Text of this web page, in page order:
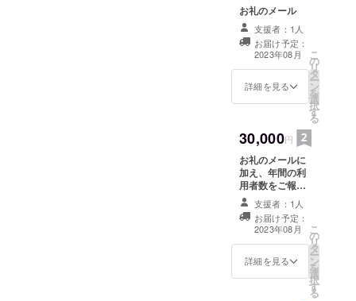
お礼のメール
支援者：1人
お届け予定：
2023年08月
詳細を見る
こ
の
リ
タ
ー
ン
を
選
択
す
る
30,000円
お礼のメールに
加え、年間の利
用者数をご報告
します。 年間の
利用者数は1年経
過後の2024年8
月にメールにて
お送りします。
支援者：1人
お届け予定：
2023年08月
詳細を見る
こ
の
リ
タ
ー
ン
を
選
択
す
る